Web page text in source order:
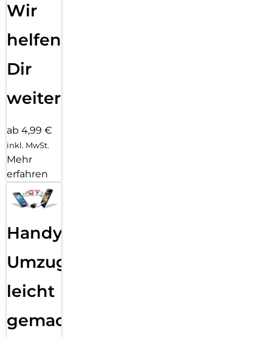
Wir
helfen
Dir
weiter
ab 4,99 €
inkl. MwSt.
Mehr
erfahren
Handy
Umzug
leicht
gemacht!